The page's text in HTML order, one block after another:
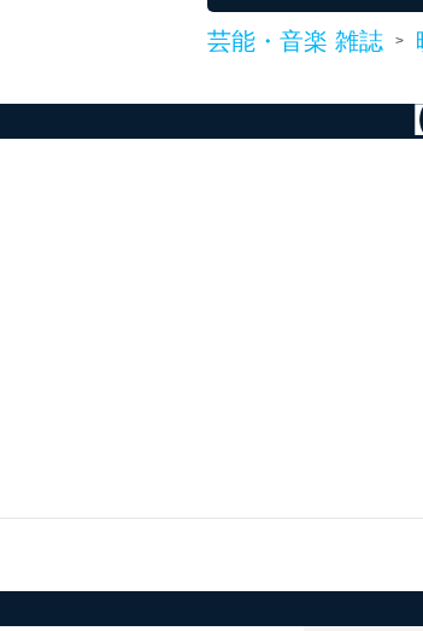
個人情報の安
漏えい、滅
アクセス
機器
シス
個人
個人
の状態を維
芸能・音楽 雑誌 >